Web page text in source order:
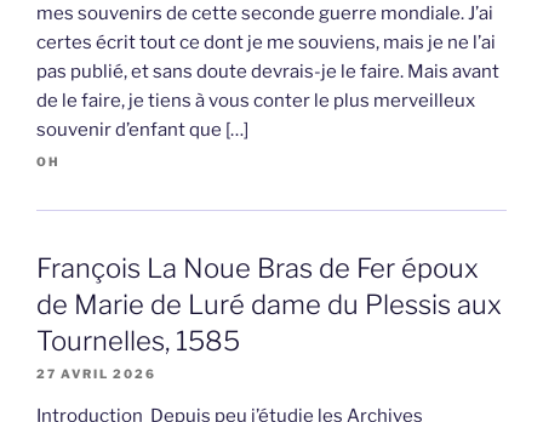
mes souvenirs de cette seconde guerre mondiale. J’ai
certes écrit tout ce dont je me souviens, mais je ne l’ai
pas publié, et sans doute devrais-je le faire. Mais avant
de le faire, je tiens à vous conter le plus merveilleux
souvenir d’enfant que […]
OH
François La Noue Bras de Fer époux
de Marie de Luré dame du Plessis aux
Tournelles, 1585
27 AVRIL 2026
Introduction Depuis peu j’étudie les Archives